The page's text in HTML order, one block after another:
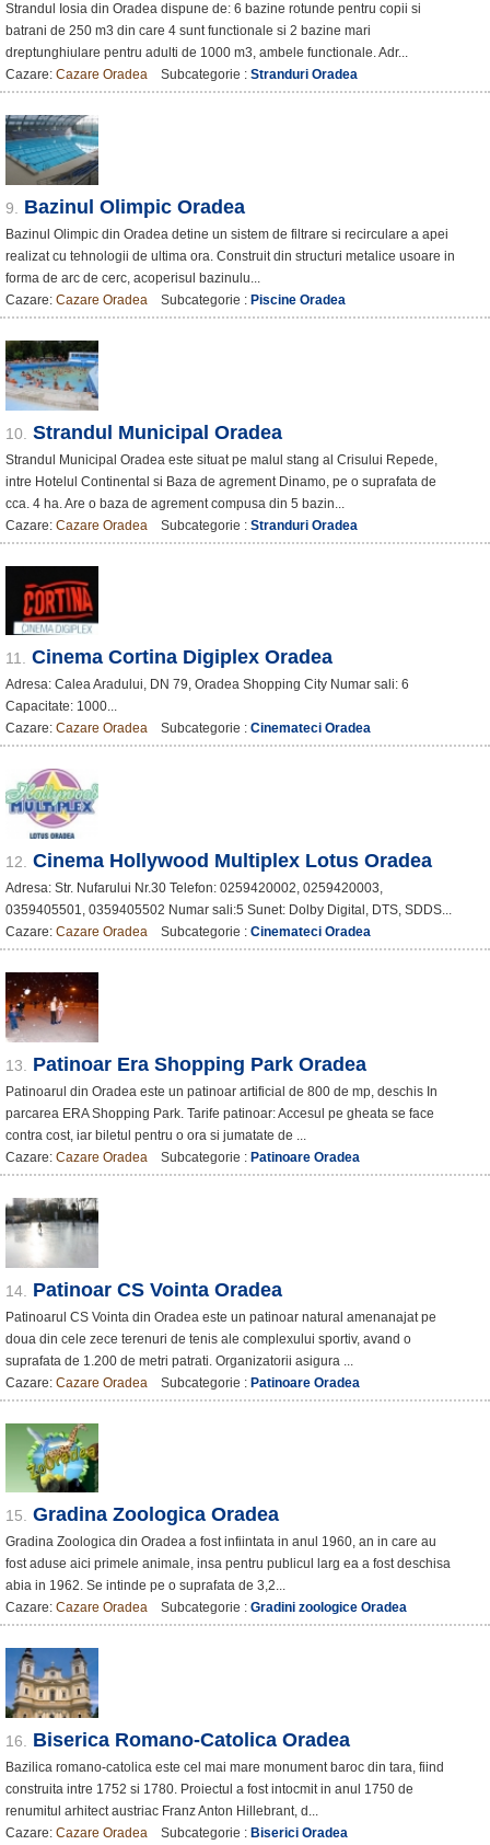
Strandul Iosia din Oradea dispune de: 6 bazine rotunde pentru copii si
batrani de 250 m3 din care 4 sunt functionale si 2 bazine mari
dreptunghiulare pentru adulti de 1000 m3, ambele functionale. Adr...
Cazare: Cazare Oradea Subcategorie : Stranduri Oradea
9. Bazinul Olimpic Oradea
Bazinul Olimpic din Oradea detine un sistem de filtrare si recirculare a apei
realizat cu tehnologii de ultima ora. Construit din structuri metalice usoare in
forma de arc de cerc, acoperisul bazinulu...
Cazare: Cazare Oradea Subcategorie : Piscine Oradea
10. Strandul Municipal Oradea
Strandul Municipal Oradea este situat pe malul stang al Crisului Repede,
intre Hotelul Continental si Baza de agrement Dinamo, pe o suprafata de
cca. 4 ha. Are o baza de agrement compusa din 5 bazin...
Cazare: Cazare Oradea Subcategorie : Stranduri Oradea
11. Cinema Cortina Digiplex Oradea
Adresa: Calea Aradului, DN 79, Oradea Shopping City Numar sali: 6
Capacitate: 1000...
Cazare: Cazare Oradea Subcategorie : Cinemateci Oradea
12. Cinema Hollywood Multiplex Lotus Oradea
Adresa: Str. Nufarului Nr.30 Telefon: 0259420002, 0259420003,
0359405501, 0359405502 Numar sali:5 Sunet: Dolby Digital, DTS, SDDS...
Cazare: Cazare Oradea Subcategorie : Cinemateci Oradea
13. Patinoar Era Shopping Park Oradea
Patinoarul din Oradea este un patinoar artificial de 800 de mp, deschis In
parcarea ERA Shopping Park. Tarife patinoar: Accesul pe gheata se face
contra cost, iar biletul pentru o ora si jumatate de ...
Cazare: Cazare Oradea Subcategorie : Patinoare Oradea
14. Patinoar CS Vointa Oradea
Patinoarul CS Vointa din Oradea este un patinoar natural amenanajat pe
doua din cele zece terenuri de tenis ale complexului sportiv, avand o
suprafata de 1.200 de metri patrati. Organizatorii asigura ...
Cazare: Cazare Oradea Subcategorie : Patinoare Oradea
15. Gradina Zoologica Oradea
Gradina Zoologica din Oradea a fost infiintata in anul 1960, an in care au
fost aduse aici primele animale, insa pentru publicul larg ea a fost deschisa
abia in 1962. Se intinde pe o suprafata de 3,2...
Cazare: Cazare Oradea Subcategorie : Gradini zoologice Oradea
16. Biserica Romano-Catolica Oradea
Bazilica romano-catolica este cel mai mare monument baroc din tara, fiind
construita intre 1752 si 1780. Proiectul a fost intocmit in anul 1750 de
renumitul arhitect austriac Franz Anton Hillebrant, d...
Cazare: Cazare Oradea Subcategorie : Biserici Oradea